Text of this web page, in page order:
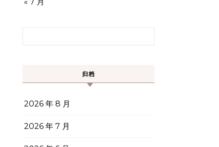
归档
2026 年 8 月
2026 年 7 月